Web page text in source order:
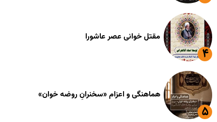
مقتل خوانی عصر عاشورا
هماهنگی و اعزام «سخنرانِ روضه خوان»